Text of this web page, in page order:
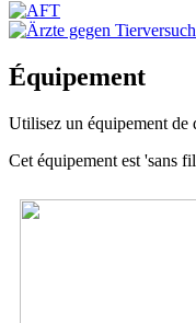
Équipement
Utilisez un équipement de
Cet équipement est 'sans